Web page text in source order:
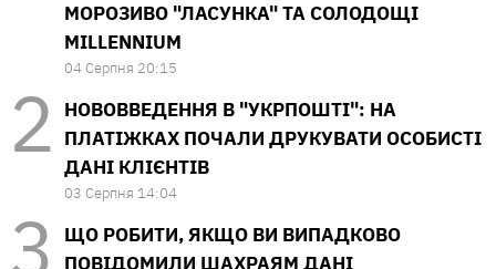
МОРОЗИВО "ЛАСУНКА" ТА СОЛОДОЩІ
MILLENNIUM
04 Серпня 20:15
НОВОВВЕДЕННЯ В "УКРПОШТІ": НА
ПЛАТІЖКАХ ПОЧАЛИ ДРУКУВАТИ ОСОБИСТІ
ДАНІ КЛІЄНТІВ
03 Серпня 14:04
ЩО РОБИТИ, ЯКЩО ВИ ВИПАДКОВО
ПОВІДОМИЛИ ШАХРАЯМ ДАНІ